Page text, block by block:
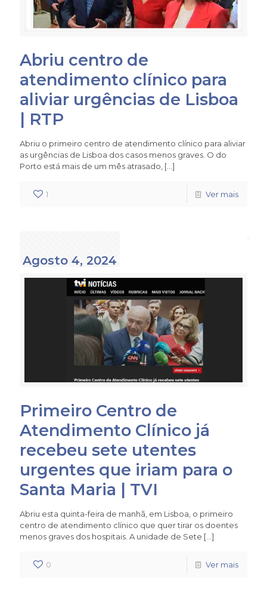
Abriu centro de
atendimento clínico para
aliviar urgências de Lisboa
| RTP
Abriu o primeiro centro de atendimento clínico para aliviar
as urgências de Lisboa dos casos menos graves. O do
Porto está mais de um mês atrasado, […]
1 Ver mais
Agosto 4, 2024
Primeiro Centro de
Atendimento Clínico já
recebeu sete utentes
urgentes que iriam para o
Santa Maria | TVI
Abriu esta quinta-feira de manhã, em Lisboa, o primeiro
centro de atendimento clínico que quer tirar os doentes
menos graves dos hospitais. A unidade de Sete […]
0 Ver mais